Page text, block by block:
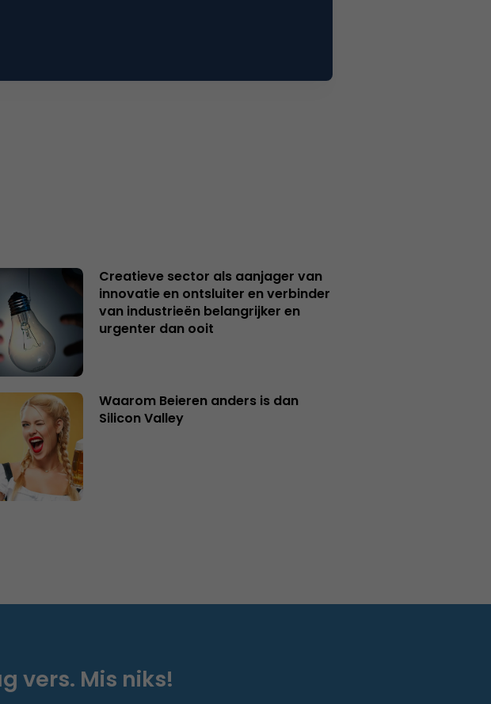
Creatieve sector als aanjager van
innovatie en ontsluiter en verbinder
van industrieën belangrijker en
urgenter dan ooit
Waarom Beieren anders is dan
Silicon Valley
vers. Mis niks!